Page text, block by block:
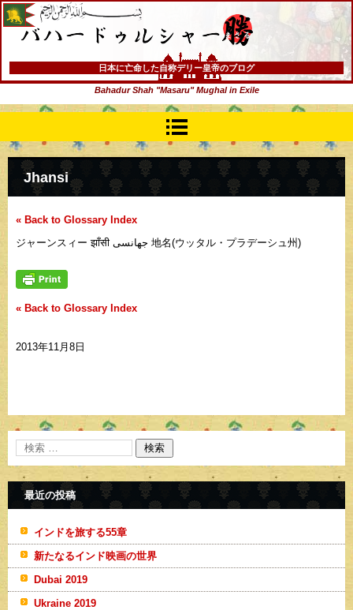
バハードゥルシャー勝(まさる)
日本に亡命した自称デリー皇帝のブログ
Bahadur Shah "Masaru" Mughal in Exile
Jhansi
« Back to Glossary Index
ジャーンスィー झाँसी جھانسی 地名(ウッタル・プラデーシュ州)
« Back to Glossary Index
2013年11月8日
最近の投稿
インドを旅する55章
新たなるインド映画の世界
Dubai 2019
Ukraine 2019